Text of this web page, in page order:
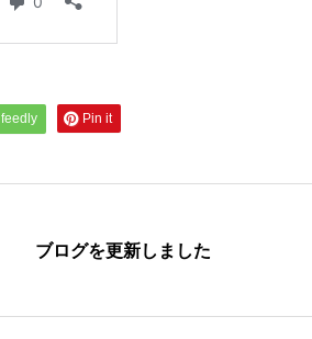
feedly Pin it
ブログを更新しました